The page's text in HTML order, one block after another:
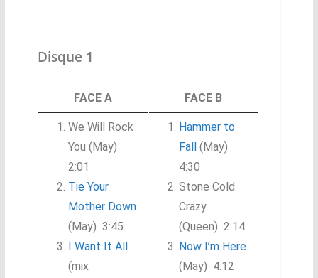
Disque 1
FACE A FACE B
We Will Rock
You (May)
2:01
Tie Your
Mother Down
(May) 3:45
I Want It All
(mix
Hammer to
Fall(May)
4:30
Stone Cold
Crazy
(Queen) 2:14
Now I’m Here
(May) 4:12